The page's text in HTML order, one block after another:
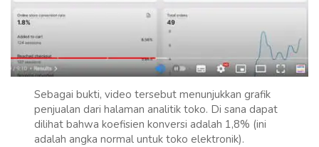
Sebagai bukti, video tersebut menunjukkan grafik
penjualan dari halaman analitik toko. Di sana dapat
dilihat bahwa koefisien konversi adalah 1,8% (ini
adalah angka normal untuk toko elektronik).